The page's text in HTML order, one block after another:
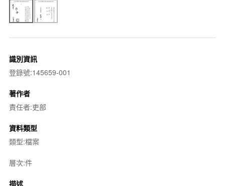
識別資訊
登錄號:145659-001
著作者
責任者:吏部
資料類型
類型:檔案
層次:件
描述